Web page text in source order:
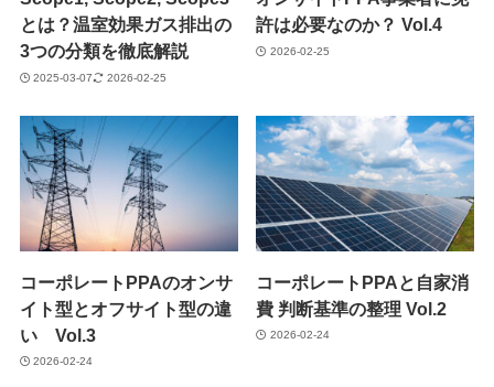
とは？温室効果ガス排出の
3つの分類を徹底解説
2025-03-07 2026-02-25
許は必要なのか？ Vol.4
2026-02-25
コーポレートPPAのオンサ
イト型とオフサイト型の違
い Vol.3
2026-02-24
コーポレートPPAと自家消
費 判断基準の整理 Vol.2
2026-02-24